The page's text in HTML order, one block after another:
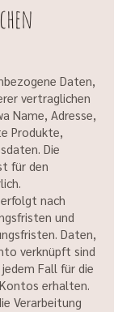
Daten,
vertraglichen
Name, Adresse,
Produkte,
Die
für den
nach
und
Daten,
verknüpft sind
Fall für die
erhalten.
Verarbeitung